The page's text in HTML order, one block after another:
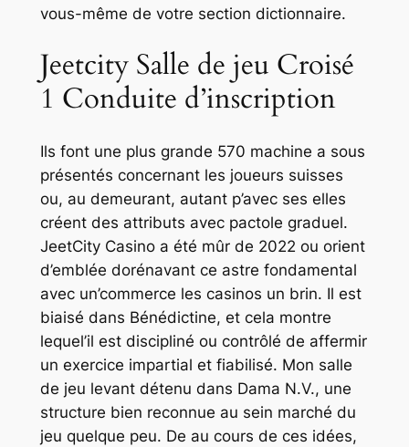
vous-même de votre section dictionnaire.
Jeetcity Salle de jeu Croisé
1 Conduite d’inscription
Ils font une plus grande 570 machine a sous
présentés concernant les joueurs suisses
ou, au demeurant, autant p’avec ses elles
créent des attributs avec pactole graduel.
JeetCity Casino a été mûr de 2022 ou orient
d’emblée dorénavant ce astre fondamental
avec un’commerce les casinos un brin. Il est
biaisé dans Bénédictine, et cela montre
lequel’il est discipliné ou contrôlé de affermir
un exercice impartial et fiabilisé. Mon salle
de jeu levant détenu dans Dama N.V., une
structure bien reconnue au sein marché du
jeu quelque peu. De au cours de ces idées,